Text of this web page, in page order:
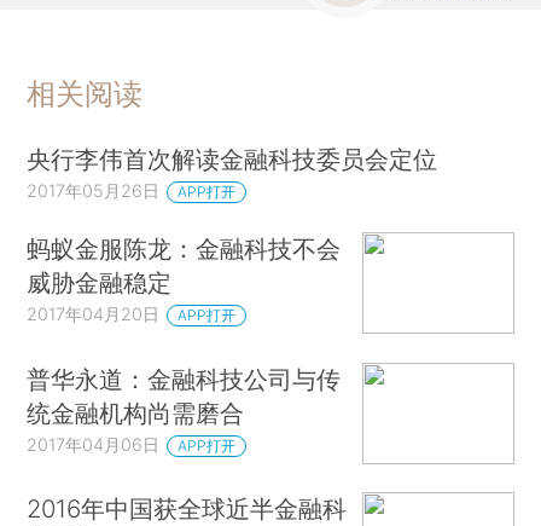
相关阅读
央行李伟首次解读金融科技委员会定位
2017年05月26日 APP打开
蚂蚁金服陈龙：金融科技不会
威胁金融稳定
2017年04月20日 APP打开
普华永道：金融科技公司与传
统金融机构尚需磨合
2017年04月06日 APP打开
2016年中国获全球近半金融科